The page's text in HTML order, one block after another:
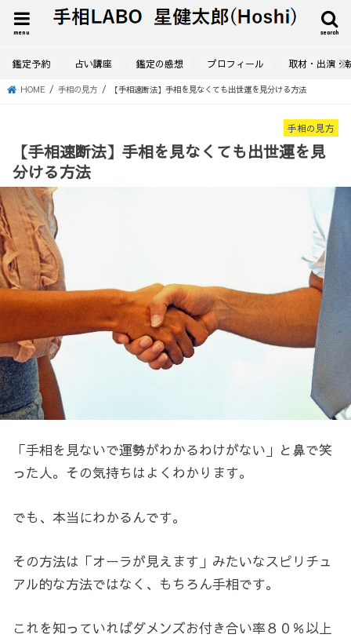
search
menu
鑑定予約 占い講座 鑑定の感想 プロフィール 取材・出演・
HOME 手相の見方 【手相速断法】手相を見なくても出世運を見分ける方法
手相の見方
【手相速断法】手相を見なくても出世運を見
分ける方法
「手相を見ないで運勢がわかるわけがない」と鼻で笑
った人。その気持ちはよくわかります。
でも、本当にわかるんです。
その方法は「オーラが見えます」みたいなスピリチュ
アル的な方法ではなく、もちろん手相です。
これを知っていればダメンズお付き合い率８０％以上